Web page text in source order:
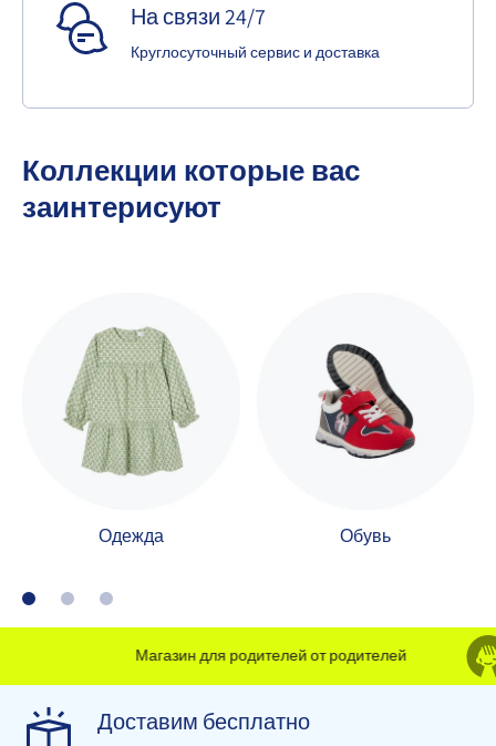
На связи 24/7
Круглосуточный сервис и доставка
Коллекции которые вас
заинтерисуют
Одежда Обувь
Магазин для родителей от родителей
Доставим бесплатно